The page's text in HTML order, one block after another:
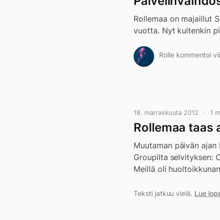
Rollemaa on majaillut
vuotta. Nyt kuitenkin
Rolle kommentoi
18. marraskuuta 2012 1
Rollemaa taas
Muutaman päivän
Groupilta selvityksen:
Meillä oli
Teksti jatkuu vielä. Lue